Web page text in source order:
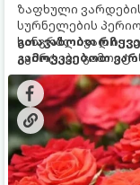
ზაფხული
სურნელების
ხანგრძლივად
კვირტები
გამოკვება
მოთხოვნილებები
ვიცოდეთ, რომელი
გთავაზობთ
გამოვკვებოთ
შედეგის